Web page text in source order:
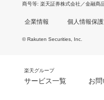
商号等 楽天証券株式会社／金融商
企業情報 個人情報保
© Rakuten Securities, Inc.
楽天グループ
サービス一覧 お